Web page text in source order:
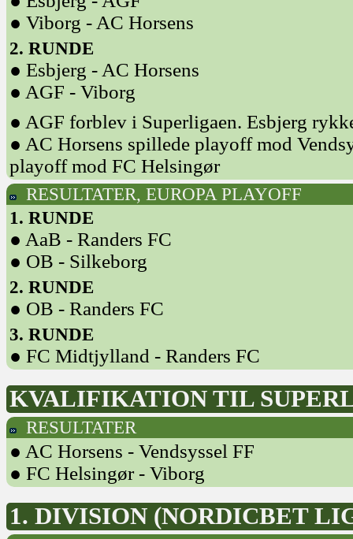
● Viborg - AC Horsens
2. RUNDE
● Esbjerg - AC Horsens
● AGF - Viborg
● AGF forblev i Superligaen. Esbjerg
● AC Horsens spillede playoff mod
playoff mod FC Helsingør
RESULTATER, EUROPA PLAYOFF
1. RUNDE
● AaB - Randers FC
● OB - Silkeborg
2. RUNDE
● OB - Randers FC
3. RUNDE
● FC Midtjylland - Randers FC
KVALIFIKATION TIL
RESULTATER
● AC Horsens - Vendsyssel FF
● FC Helsingør - Viborg
1. DIVISION (NORDICBET